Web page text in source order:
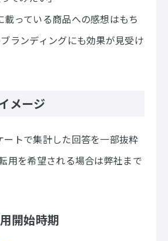
載っている商品への感想はもち
ランディングにも効果が見受け
メージ
ートで集計した回答を一部抜粋
用を希望される場合は弊社まで
開始時期